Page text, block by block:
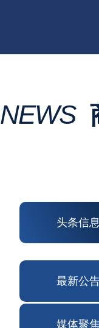
NEWS
头条信息
最新公
媒体聚焦